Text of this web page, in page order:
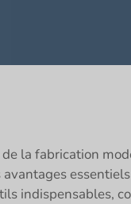
la fabrication
indispensables,